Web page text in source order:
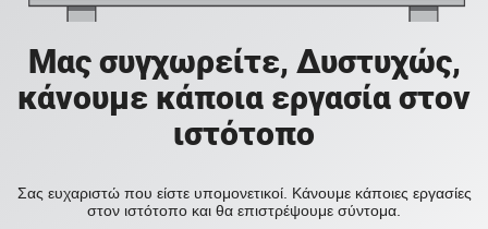
Μας συγχωρείτε, Δυστυχώς,
κάνουμε κάποια εργασία στον
ιστότοπο
Σας ευχαριστώ που είστε υπομονετικοί. Κάνουμε κάποιες εργασίες
στον ιστότοπο και θα επιστρέψουμε σύντομα.